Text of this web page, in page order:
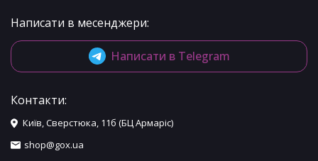
Написати в месенджери:
Написати в Telegram
Контакти:
Київ, Сверстюка, 11б (БЦ Армаріс)
shop@gox.ua